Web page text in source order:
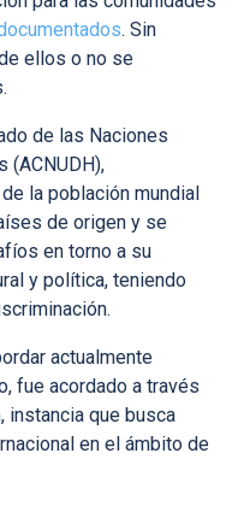
. Sin
ellos o no se
de las Naciones
(ACNUDH),
la población mundial
de origen y se
en torno a su
y política, teniendo
actualmente
fue acordado a través
, instancia que busca
en el ámbito de